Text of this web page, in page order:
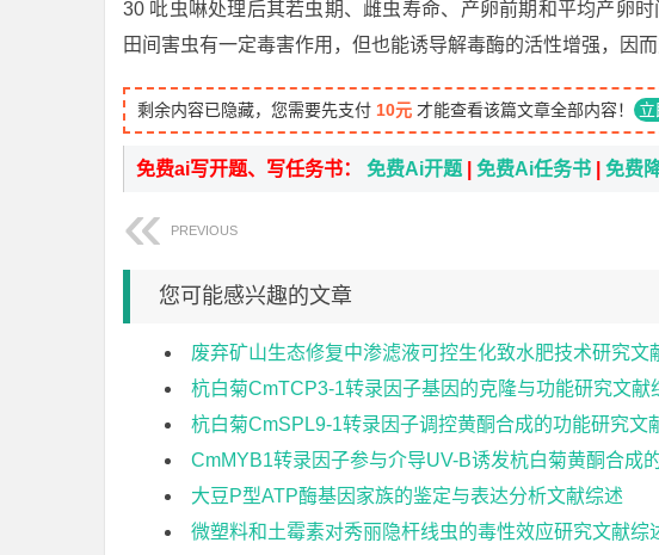
30 吡虫啉处理后其若虫期、雌虫寿命、产卵前期和平均产卵
田间害虫有一定毒害作用，但也能诱导解毒酶的活性增强，因而
剩余内容已隐藏，您需要先支付 10元 才能查看该篇文章全部内容！
免费ai写开题、写任务书： 免费Ai开题 免费Ai任务书 免费
PREVIOUS
您可能感兴趣的文章
废弃矿山生态修复中渗滤液可控生化致水肥技术研究文
杭白菊CmTCP3-1转录因子基因的克隆与功能研究文献
杭白菊CmSPL9-1转录因子调控黄酮合成的功能研究文
CmMYB1转录因子参与介导UV-B诱发杭白菊黄酮合成
大豆P型ATP酶基因家族的鉴定与表达分析文献综述
微塑料和土霉素对秀丽隐杆线虫的毒性效应研究文献综